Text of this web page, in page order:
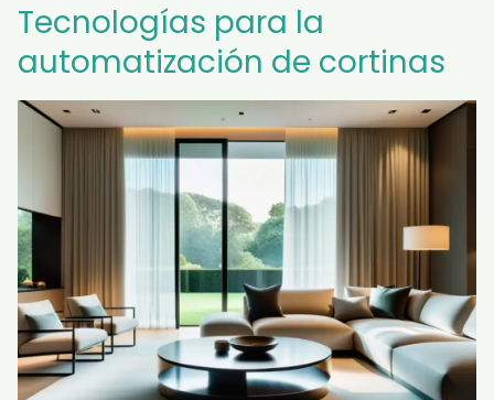
Tecnologías para la
automatización de cortinas